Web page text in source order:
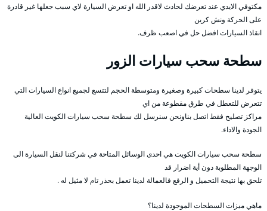
مكتوفي الايدي عند تعرضك لحادث لاقدر الله او تعرض السيارة لاي سبب جعلها غير قادرة
على الحركة ونش كرين
انقاذ السيارات افضل حل في اصعب ظرف.
سطحة سحب سيارات الزور
يتوفر لدينا سطحات كبيرة وصغيرة ومتوسطة الحجم لتتسع لجميع انواع السيارات التي
تتعرض للتعطل في طرق مقطوعة من اي
مراكز تصليح فقط اتصل بناونحن سنرسل لك سطحة سحب سيارات الكويت العالية
الجودة والاداء.
سطحة سحب سيارات الكويت هي احدى الوسائل المتاحة في شركتنا لنقل السيارة الى
الوجهة المطلوبة دون أية اضرار قد
تلحق بها نتيجة التحميل و الرفع فالعمالة لدينا تعمل بحذر تام لا مثيل له .
ماهي ميزات السطحات الموجودة لدينا؟